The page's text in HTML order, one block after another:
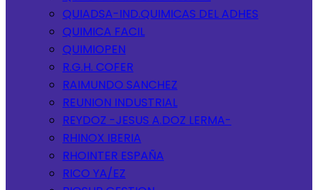
QUIADSA-IND.QUIMICAS DEL ADHES
QUIMICA FACIL
QUIMIOPEN
R.G.H. COFER
RAIMUNDO SANCHEZ
REUNION INDUSTRIAL
REYDOZ -JESUS A.DOZ LERMA-
RHINOX IBERIA
RHOINTER ESPAÑA
RICO YA/EZ